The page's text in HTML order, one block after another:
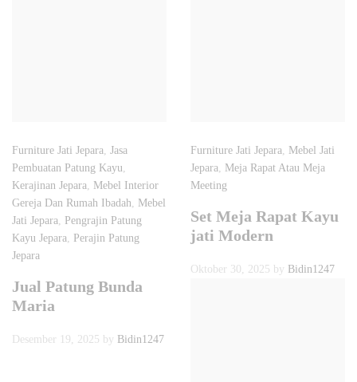
Furniture Jati Jepara, Jasa
Pembuatan Patung Kayu,
Kerajinan Jepara, Mebel Interior
Gereja Dan Rumah Ibadah, Mebel
Jati Jepara, Pengrajin Patung
Kayu Jepara, Perajin Patung
Jepara
Jual Patung Bunda
Maria
Desember 19, 2025 by Bidin1247
Furniture Jati Jepara, Mebel Jati
Jepara, Meja Rapat Atau Meja
Meeting
Set Meja Rapat Kayu
jati Modern
Oktober 30, 2025 by Bidin1247